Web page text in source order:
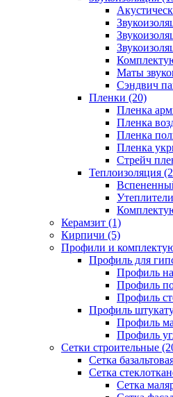
Маты
Сэндвич
Пленки (20)
Пленка
Пленка
Пленка
Пленка
Стрейч
Теплоизоляция
Керамзит (1)
Кирпичи (5)
Профили и
Профиль для
Профиль
Профиль
Профиль
Профиль
Профиль
Профиль
Сетки строительные
Сетка
Сетка
Сетка